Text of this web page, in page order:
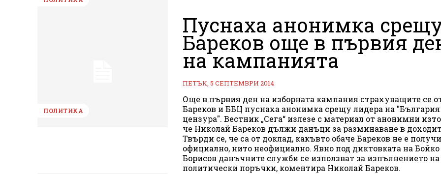
ПОЛИТИКА
Пуснаха анонимка
Бареков още в първия
на кампанията
ПЕТЪК, 5 СЕПТЕМВРИ 2014
Още в първия ден на изборната кампания страхуващите се
Бареков и ББЦ пуснаха анонимка срещу лидера на "България
цензура". Вестник „Сега“ излезе с материал от анонимни
че Николай Бареков дължи данъци за разминаване в
Твърди се, че са от доклад, какъвто обаче Бареков не е
официално, нито неофициално. Явно под диктовката на Бойко
Борисов данъчните служби се използват за изпълнението на
политически поръчки, коментира Николай Бареков.